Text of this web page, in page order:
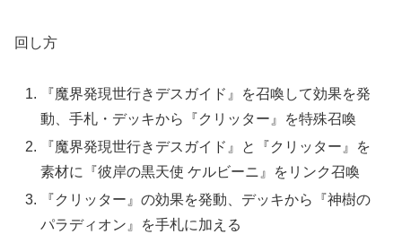
回し方
『魔界発現世行きデスガイド』を召喚して効果を発
動、手札・デッキから『クリッター』を特殊召喚
『魔界発現世行きデスガイド』と『クリッター』を
素材に『彼岸の黒天使 ケルビーニ』をリンク召喚
『クリッター』の効果を発動、デッキから『神樹の
パラディオン』を手札に加える